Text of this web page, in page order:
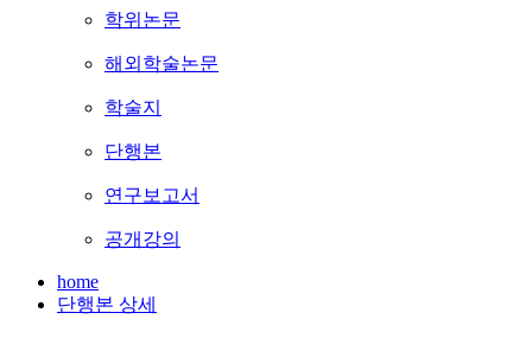
학위논문
해외학술논문
학술지
단행본
연구보고서
공개강의
home
단행본 상세